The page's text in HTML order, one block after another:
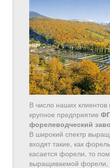
В число наших клиентов
крупное предприятие
форелеводческий
В широкий спектр
входят такие, как
касается форели, то
выращиваемой форели,